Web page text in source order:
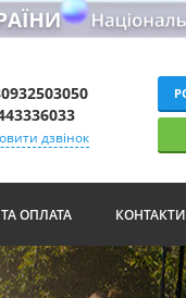
дзвінок
ОПЛАТА КОНТАКТИ